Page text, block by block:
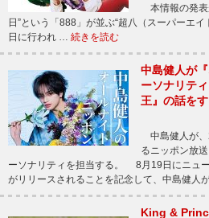
本情報の発表
日”という「888」が並ぶ“超八（スーパーエ
日に行われ … 続きを読む
中島健人が
ーソナリテ
王』の話を
中島健人が、
るニッポン放
ーソナリティを担当する。 8月19日にニュー
がリリースされることを記念して、中島健人
King &